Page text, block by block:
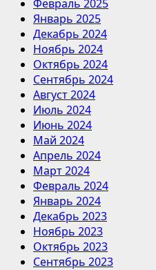
Февраль 2025
Январь 2025
Декабрь 2024
Ноябрь 2024
Октябрь 2024
Сентябрь 2024
Август 2024
Июль 2024
Июнь 2024
Май 2024
Апрель 2024
Март 2024
Февраль 2024
Январь 2024
Декабрь 2023
Ноябрь 2023
Октябрь 2023
Сентябрь 2023